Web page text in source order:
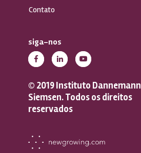
Contato
siga-nos
© 2019 Instituto Dannemann
Siemsen. Todos os direitos
reservados